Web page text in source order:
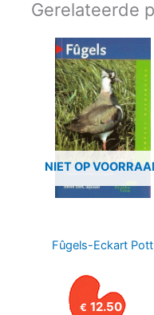
Gerelateerde
NIET OP
Fûgels-Eckart Pott
€ 12.50